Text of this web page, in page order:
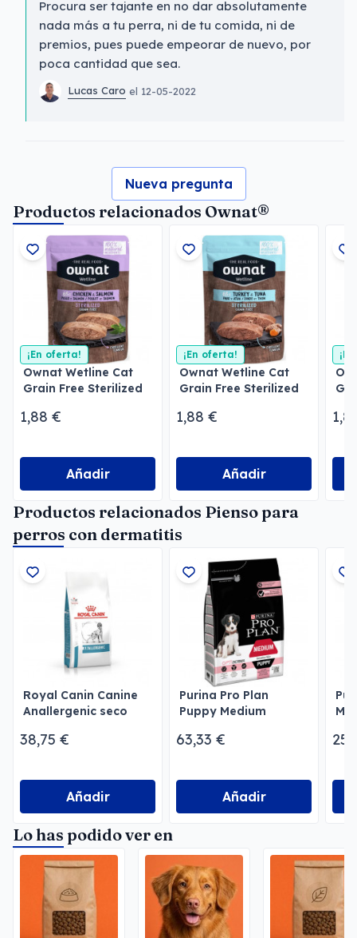
Procura ser tajante en no dar absolutamente
nada más a tu perra, ni de tu comida, ni de
premios, pues puede empeorar de nuevo, por
poca cantidad que sea.
Lucas Caro el 12-05-2022
Nueva pregunta
Productos relacionados Ownat®
¡En oferta!
Ownat Wetline Cat
Grain Free Sterilized
1,88 €
Añadir
¡En oferta!
Ownat Wetline Cat
Grain Free Sterilized
1,88 €
Añadir
Productos relacionados Pienso para
perros con dermatitis
Royal Canin Canine
Anallergenic seco
38,75 €
Añadir
Purina Pro Plan
Puppy Medium
63,33 €
Añadir
Lo has podido ver en